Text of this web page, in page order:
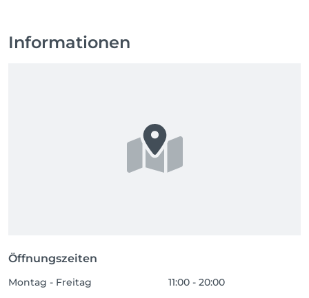
Informationen
Öffnungszeiten
Montag - Freitag
11:00 - 20:00